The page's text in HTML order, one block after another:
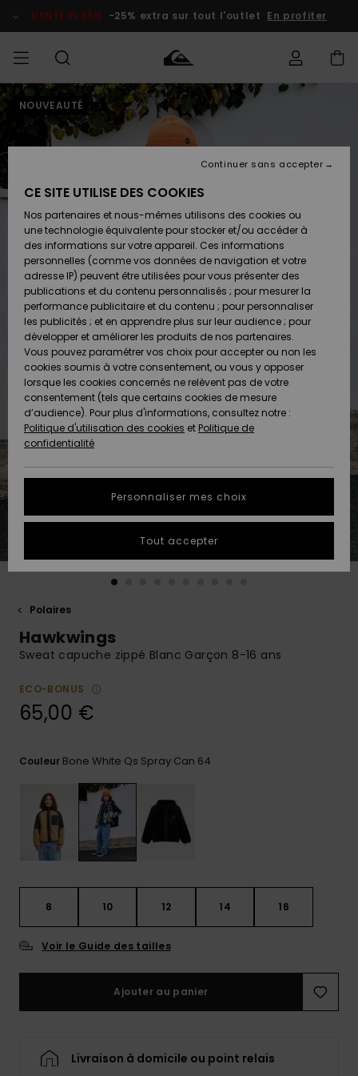
l'information
le
VENTE FLASH -25% extra sur tout l'outlet En profiter
HOMME Vêtements
Accessoires
Chaussures
& Tongs
Surf
Snow
Nouveautés
A
Découvrir
Vêtements
Accessoires
Chaussures
& Tongs
Surf
Snow
Nouveautés
A
Découvrir
FEMME
Shop
Nouveautés
A
Découvrir
Snow
SURF
Surf Shop
Homme
Enfant
Highlights
Communauté
SNOW
Snow
Shop
Homme
Snow
Shop
Enfant
Snow
Shop
Femme
A
Découvrir
Communauté
VENTE
FLASH
Outlet
Homme
Enfant
Outlet
Femme
Préférences
Langue Et
Région
français
Nederlands
AIDE &
CONTACT
Accéder à
ma
commande
Retours
Paiement
Carte
Cadeau
Quiksilver
Freedom
Protection
des données
Démarrez
Démarrer
les plus
fréquentes et
formulaire
de contact.
COLLECTION
CARTE
CADEAU
LISTE DE
SOUHAITS
NOUVEAUTÉ
Polaires
Hawkwings
Sweat capuche zippé Blanc Garçon 8-16 ans
ECO-BONUS
65,00 €
Couleur Bone White Qs Spray Can 64
8 10 12 14 16
Voir le Guide des tailles
Ajouter au panier
Livraison à domicile ou point relais
CE SITE UTILISE DES COOKIES
Nos partenaires et nous-mêmes utilisons des cookies ou
une technologie équivalente pour stocker et/ou accéder à
des informations sur votre appareil. Ces informations
personnelles (comme vos données de navigation et votre
adresse IP) peuvent être utilisées pour vous présenter des
publications et du contenu personnalisés ; pour mesurer la
performance publicitaire et du contenu ; pour personnaliser
les publicités ; et en apprendre plus sur leur audience ; pour
développer et améliorer les produits de nos partenaires.
Vous pouvez paramétrer vos choix pour accepter ou non les
cookies soumis à votre consentement, ou vous y opposer
lorsque les cookies concernés ne relèvent pas de votre
consentement (tels que certains cookies de mesure
d’audience). Pour plus d'informations, consultez notre :
Politique d'utilisation des cookies et Politique de
confidentialité
Personnaliser mes choix
Continuer sans accepter
Tout accepter